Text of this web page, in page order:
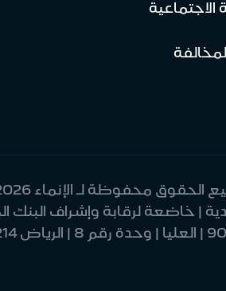
الاجتماعية
الحقوق محفوظة لـ الإنماء 2026